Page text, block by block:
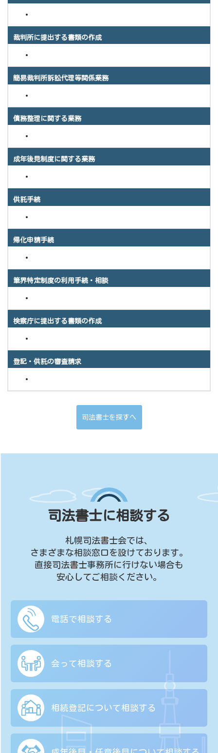
裁判所に提出する書類の作成
簡易裁判所訴訟代理等関係業務
債務整理に関する業務
成年後見制度に関する業務
供託手続
帰化申請手続
筆界特定制度の利用手続・相談
検察庁に提出する書類の作成
登記・供託の審査請求
司法書士を探すへ
司法書士に相談する
札幌司法書士会では、
さまざまな相談窓口を設けております。
直接司法書士事務所に行けない場合も
安心してご相談ください。
電話で相談する
会って相談する
相続登記について相談する